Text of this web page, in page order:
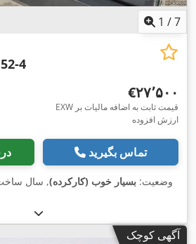
1 /7
4
‎€۲۷٬۵۰۰
EXW قیمت ثابت به اضافه مالیات بر
ارزش افزوده
تماس بگیرید
وضعیت: بسیار خوب (کارکرده), سال
آگهی کوچک